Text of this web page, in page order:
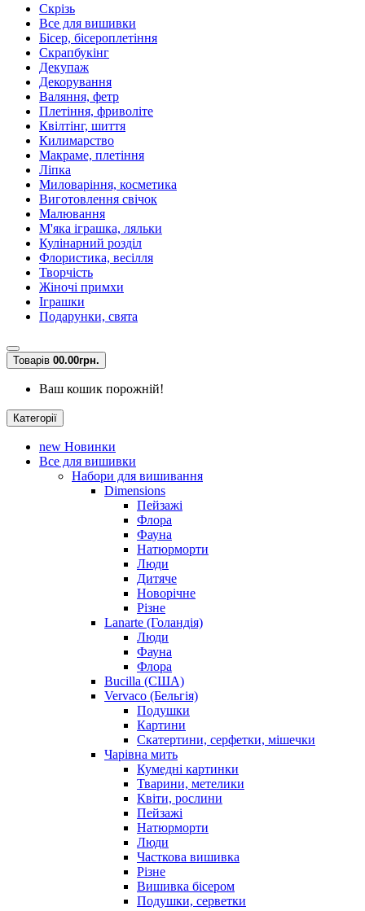
Скрізь
Все для вишивки
Бісер, бісероплетіння
Скрапбукінг
Декупаж
Декорування
Валяння, фетр
Плетіння, фриволіте
Квілтінг, шиття
Килимарство
Макраме, плетіння
Ліпка
Миловаріння, косметика
Виготовлення свічок
Малювання
М'яка іграшка, ляльки
Кулінарний розділ
Флористика, весілля
Творчість
Жіночі примхи
Іграшки
Подарунки, свята
Товарів 00.00грн.
Ваш кошик порожній!
Категорії
new Новинки
Все для вишивки
Набори для вишивання
Dimensions
Пейзажі
Флора
Фауна
Натюрморти
Люди
Дитяче
Новорічне
Різне
Lanarte (Голандія)
Люди
Фауна
Флора
Bucilla (США)
Vervaco (Бельгія)
Подушки
Картини
Скатертини, серфетки, мішечки
Чарiвна мить
Кумедні картинки
Тварини, метелики
Квіти, рослини
Пейзажі
Натюрморти
Люди
Часткова вишивка
Різне
Вишивка бісером
Подушки, серветки